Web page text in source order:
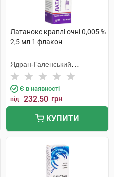
Латанокс краплі очні 0,005 %
2,5 мл 1 флакон
Ядран-Галенський
Лабораторій
Є в наявності
від 232.50 грн
КУПИТИ